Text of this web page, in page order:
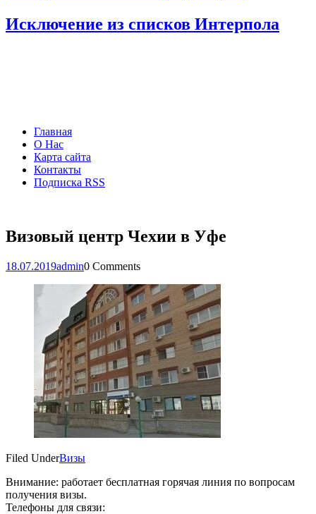
Исключение из списков Интерпола
Главная
О Нас
Карта сайта
Контакты
Подписка RSS
Визовый центр Чехии в Уфе
18.07.2019admin0 Comments
Filed UnderВизы
Внимание: работает бесплатная горячая линия по вопросам
получения визы.
Телефоны для связи: